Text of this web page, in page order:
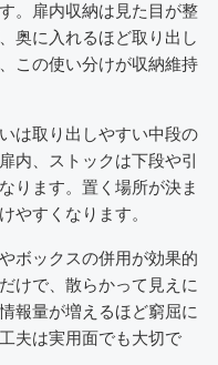
。扉内収納は見た目が整
奥に入れるほど取り出し
この使い分けが収納維持
は取り出しやすい中段の
内、ストックは下段や引
ります。置く場所が決ま
やすくなります。
ボックスの併用が効果的
けで、散らかって見えに
報量が増えるほど窮屈に
夫は実用面でも大切で